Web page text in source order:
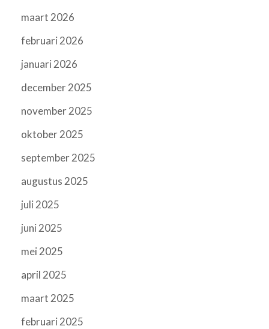
maart 2026
februari 2026
januari 2026
december 2025
november 2025
oktober 2025
september 2025
augustus 2025
juli 2025
juni 2025
mei 2025
april 2025
maart 2025
februari 2025